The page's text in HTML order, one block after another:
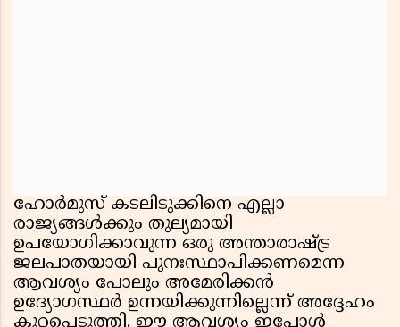
ഹോർമുസ് കടലിടുക്കിനെ എല്ലാ
രാജ്യങ്ങൾക്കും തുല്യമായി
ഉപയോഗിക്കാവുന്ന ഒരു അന്താരാഷ്ട്ര
ജലപാതയായി പുനഃസ്ഥാപിക്കണമെന്ന
ആവശ്യം പോലും അമേരിക്കൻ
ഉദ്യോഗസ്ഥർ ഉന്നയിക്കുന്നില്ലെന്ന് അദ്ദേഹം